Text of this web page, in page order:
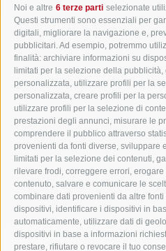
Noi e altre 6 terze parti selezionate
Questi strumenti sono essenziali per
digitali, migliorare la navigazione e,
pubblicitari. Ad esempio, potremmo
finalità: archiviare informazioni su
limitati per la selezione della
personalizzata, utilizzare profili per la
personalizzata, creare profili per la
utilizzare profili per la selezione di
prestazioni degli annunci, misurare le
comprendere il pubblico attraverso
provenienti da fonti diverse, sviluppare
limitati per la selezione dei contenuti,
rilevare frodi, correggere errori,
contenuto, salvare e comunicare le
combinare dati provenienti da altre
dispositivi, identificare i dispositivi in
automaticamente, utilizzare dati di
dispositivi in base a informazioni
prestare, rifiutare o revocare il tuo
Gasthof
Braies di Dentro 6 - 39030
Pusteria -
Tel.+39 0474 748 670-
CREDITS MAPPA DEL SITO COOKIE
UID IT02248530210